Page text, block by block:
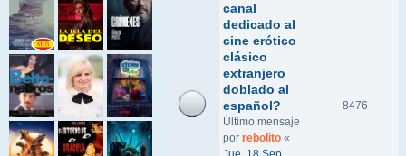
canal
dedicado al
cine erótico
clásico
extranjero
doblado al
español?
Último mensaje
por rebolito «
8476